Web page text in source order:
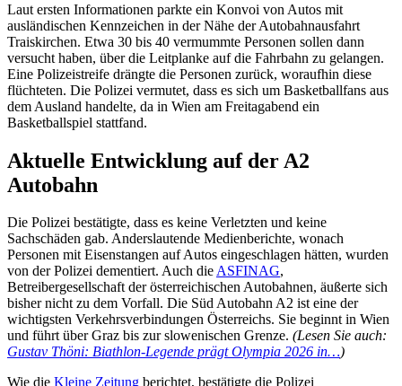
Laut ersten Informationen parkte ein Konvoi von Autos mit
ausländischen Kennzeichen in der Nähe der Autobahnausfahrt
Traiskirchen. Etwa 30 bis 40 vermummte Personen sollen dann
versucht haben, über die Leitplanke auf die Fahrbahn zu gelangen.
Eine Polizeistreife drängte die Personen zurück, woraufhin diese
flüchteten. Die Polizei vermutet, dass es sich um Basketballfans aus
dem Ausland handelte, da in Wien am Freitagabend ein
Basketballspiel stattfand.
Aktuelle Entwicklung auf der A2
Autobahn
Die Polizei bestätigte, dass es keine Verletzten und keine
Sachschäden gab. Anderslautende Medienberichte, wonach
Personen mit Eisenstangen auf Autos eingeschlagen hätten, wurden
von der Polizei dementiert. Auch dieASFINAG,
Betreibergesellschaft der österreichischen Autobahnen, äußerte sich
bisher nicht zu dem Vorfall. Die Süd Autobahn A2 ist eine der
wichtigsten Verkehrsverbindungen Österreichs. Sie beginnt in Wien
und führt über Graz bis zur slowenischen Grenze. (Lesen Sie auch:
Gustav Thöni: Biathlon-Legende prägt Olympia 2026 in…)
Wie die Kleine Zeitung berichtet, bestätigte die Polizei